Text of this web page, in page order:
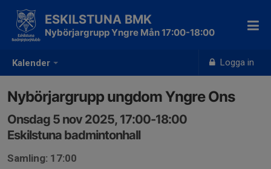
Kalender Logga in
ESKILSTUNA BMK
Nybörjargrupp Yngre Mån 17:00-18:00
Nybörjargrupp ungdom Yngre Ons
Onsdag 5 nov 2025, 17:00-18:00
Eskilstuna badmintonhall
Samling: 17:00